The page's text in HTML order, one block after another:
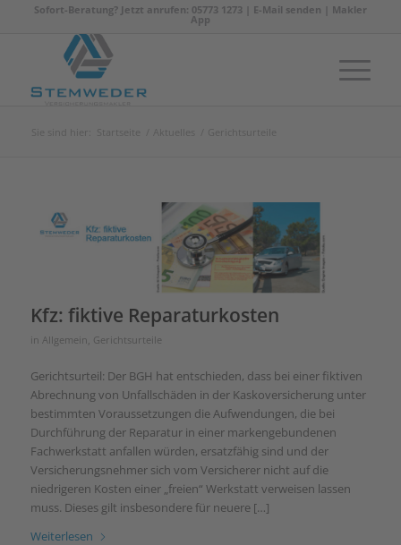
Sofort-Beratung? Jetzt anrufen: 05773 1273 | E-Mail senden Makler
App
Sie sind hier: Startseite Aktuelles Gerichtsurteile
Kfz: fiktive Reparaturkosten
in Allgemein Gerichtsurteile
Gerichtsurteil: Der BGH hat entschieden, dass bei einer fiktiven
Abrechnung von Unfallschäden in der Kaskoversicherung unter
bestimmten Voraussetzungen die Aufwendungen, die bei
Durchführung der Reparatur in einer markengebundenen
Fachwerkstatt anfallen würden, ersatzfähig sind und der
Versicherungsnehmer sich vom Versicherer nicht auf die
niedrigeren Kosten einer „freien“ Werkstatt verweisen lassen
muss. Dieses gilt insbesondere für neuere […]
Weiterlesen